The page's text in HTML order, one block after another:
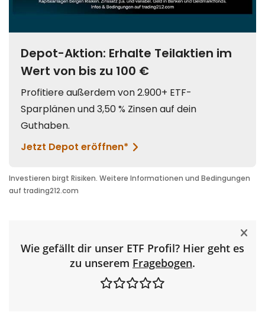
Wie gefällt dir unser ETF Profil? Hier geht es
zu unserem Fragebogen.